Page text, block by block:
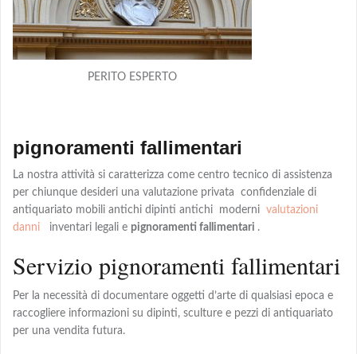
PERITO ESPERTO
pignoramenti fallimentari
La nostra attività si caratterizza come centro tecnico di assistenza
per chiunque desideri una valutazione privata confidenziale di
antiquariato mobili antichi dipinti antichi moderni valutazioni
danni inventari legali e pignoramenti fallimentari .
Servizio pignoramenti fallimentari
Per la necessità di documentare oggetti d’arte di qualsiasi epoca e
raccogliere informazioni su dipinti, sculture e pezzi di antiquariato
per una vendita futura.